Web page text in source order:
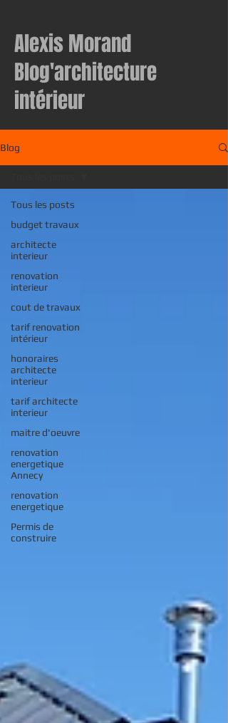
Alexis Morand
Blog'architecture
intérieur
Blog
Tous les posts
budget travaux
architecte
interieur
renovation
interieur
cout de travaux
tarif renovation
intérieur
honoraires
architecte
interieur
tarif architecte
interieur
maitre d'oeuvre
renovation
energetique
Annecy
renovation
energetique
Permis de
construire